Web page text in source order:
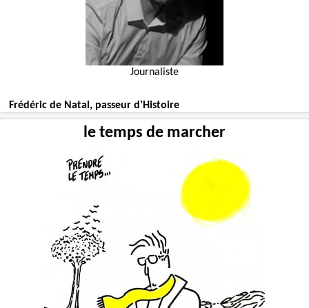
Journaliste
Frédéric de Natal, passeur d’Histoire
le temps de marcher